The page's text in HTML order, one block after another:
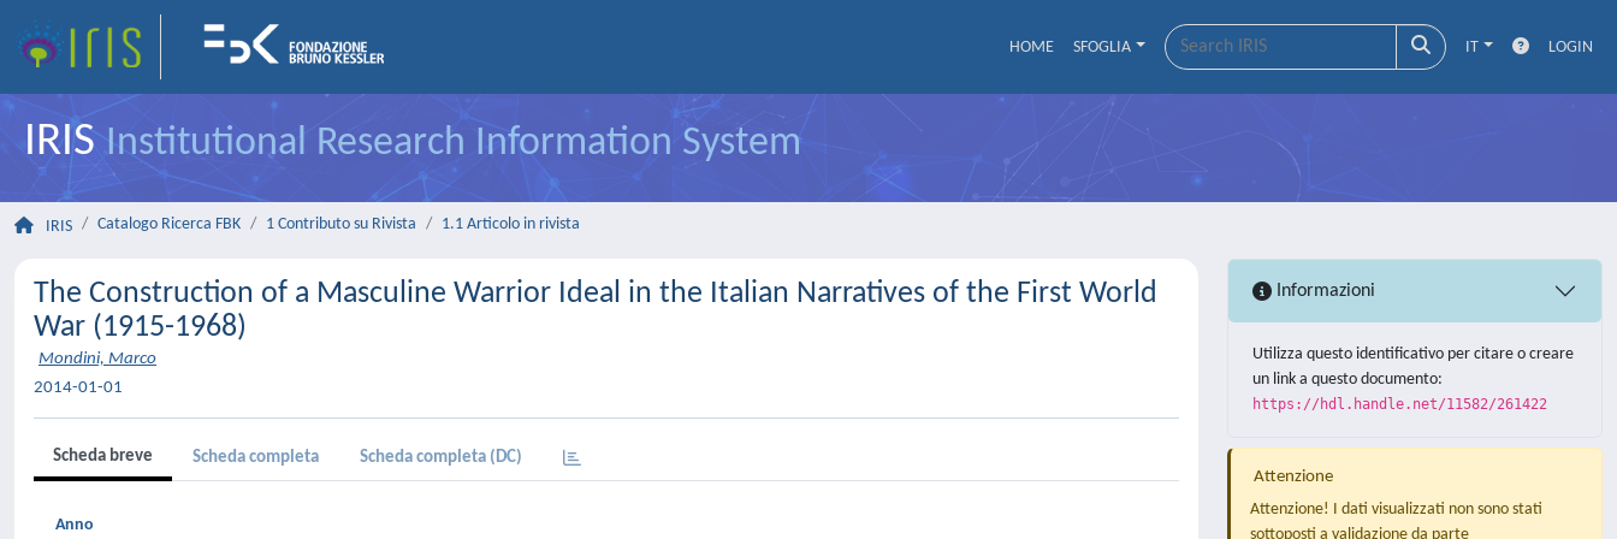
HOME SFOGLIA IT LOGIN
IRISInstitutional Research Information System
IRIS Catalogo Ricerca FBK 1 Contributo su Rivista 1.1 Articolo in rivista
The Construction of a Masculine Warrior Ideal in the Italian Narratives of the First World
War (1915-1968)
Mondini, Marco
2014-01-01
Scheda breve Scheda completa Scheda completa (DC)
Anno
Informazioni
Utilizza questo identificativo per citare o creare
un link a questo documento:
https://hdl.handle.net/11582/261422
Attenzione
Attenzione! I dati visualizzati non sono stati
sottoposti a validazione da parte